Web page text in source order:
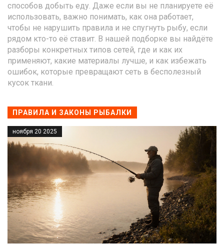
способов добыть еду. Даже если вы не планируете её
использовать, важно понимать, как она работает,
чтобы не нарушить правила и не спугнуть рыбу, если
рядом кто-то её ставит. В нашей подборке вы найдёте
разборы конкретных типов сетей, где и как их
применяют, какие материалы лучше, и как избежать
ошибок, которые превращают сеть в бесполезный
кусок ткани.
ПРАВИЛА И ЗАКОНЫ РЫБАЛКИ
ноября 20 2025